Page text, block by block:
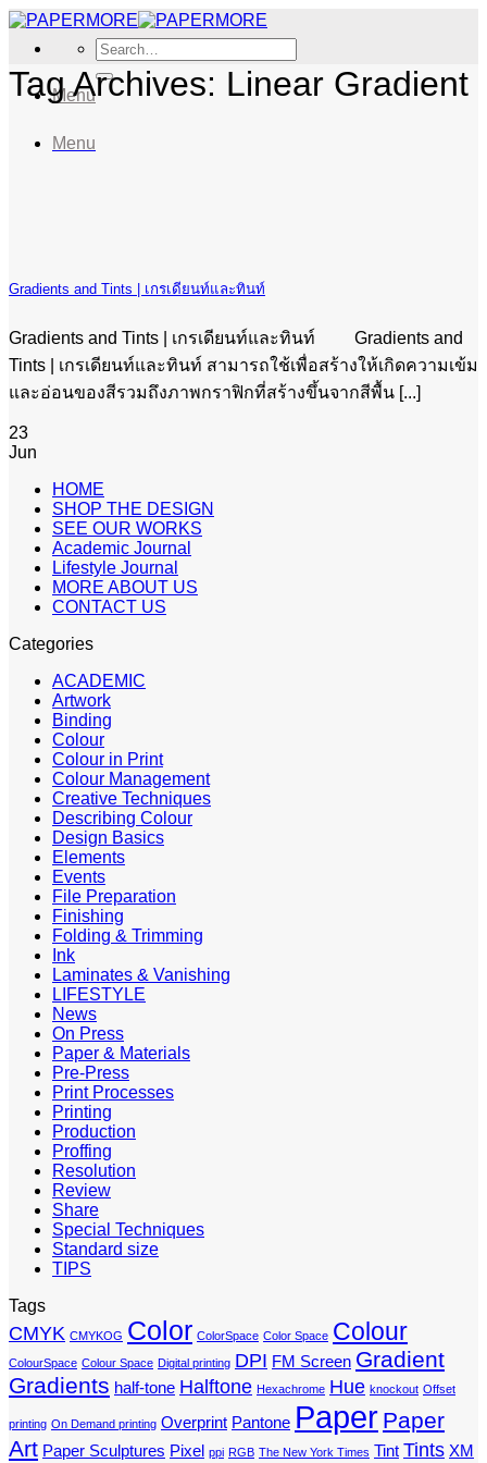
Skip
content
Search
for:
Menu
Menu
Tag Archives: Linear Gradient
Gradients and Tints | เกรเดียนท์และทินท์
Gradients and Tints | เกรเดียนท์และทินท์ Gradients and
Tints | เกรเดียนท์และทินท์ สามารถใช้เพื่อสร้างให้เกิดความเข้ม
และอ่อนของสีรวมถึงภาพกราฟิกที่สร้างขึ้นจากสีพื้น [...]
23
Jun
HOME
SHOP THE DESIGN
SEE OUR WORKS
Academic Journal
Lifestyle Journal
MORE ABOUT US
CONTACT US
Categories
ACADEMIC
Artwork
Binding
Colour
Colour in Print
Colour Management
Creative Techniques
Describing Colour
Design Basics
Elements
Events
File Preparation
Finishing
Folding & Trimming
Ink
Laminates & Vanishing
LIFESTYLE
News
On Press
Paper & Materials
Pre-Press
Print Processes
Printing
Production
Proffing
Resolution
Review
Share
Special Techniques
Standard size
TIPS
Tags
CMYK CMYKOG Color ColorSpace Color Space Colour
ColourSpace Colour Space Digital printing DPI FM Screen Gradient
Gradients half-tone Halftone Hexachrome Hue knockout Offset
printing On Demand printing Overprint Pantone Paper Paper
Art Paper Sculptures Pixel ppi RGB The New York Times Tint Tints XM